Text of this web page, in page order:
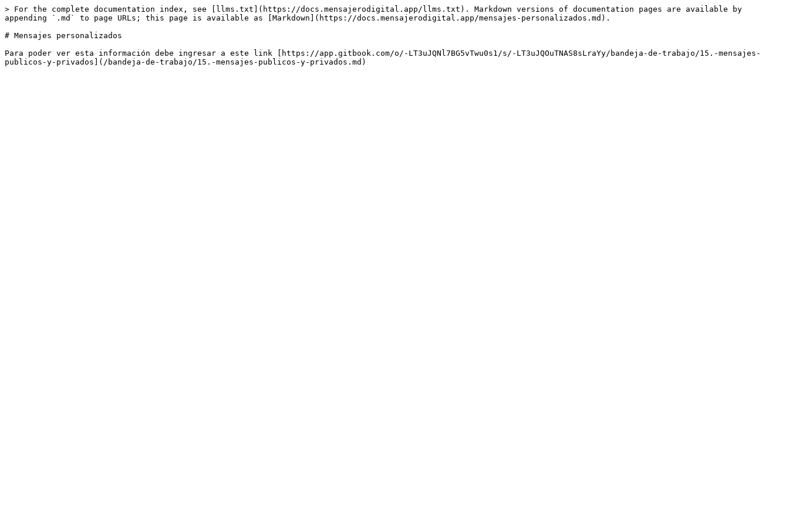
> For the complete documentation index, see [llms.txt](https://docs.mensajerodigital.app/llms.txt). Markdown versions of documentation pages are available by
appending `.md` to page URLs; this page is available as [Markdown](https://docs.mensajerodigital.app/mensajes-personalizados.md).
# Mensajes personalizados
Para poder ver esta información debe ingresar a este link [https://app.gitbook.com/o/-LT3uJQNl7BG5vTwu0s1/s/-LT3uJQOuTNAS8sLraYy/bandeja-de-trabajo/15.-mensajes-